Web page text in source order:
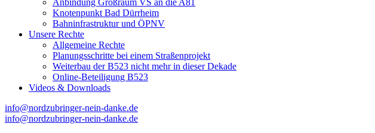
Anbindung Großraum VS an die A81
Knotenpunkt Bad Dürrheim
Bahninfrastruktur und ÖPNV
Unsere Rechte
Allgemeine Rechte
Planungsschritte bei einem Straßenprojekt
Weiterbau der B523 nicht mehr in dieser Dekade
Online-Beteiligung B523
Videos & Downloads
info@nordzubringer-nein-danke.de
info@nordzubringer-nein-danke.de